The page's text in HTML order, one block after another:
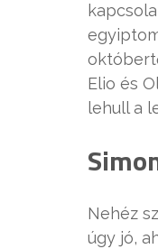
Elio és
lehull a
Nehéz
úgy jó,